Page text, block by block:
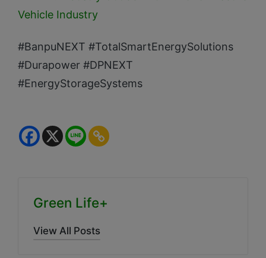
Vehicle Industry
#BanpuNEXT #TotalSmartEnergySolutions
#Durapower #DPNEXT
#EnergyStorageSystems
Green Life+
View All Posts